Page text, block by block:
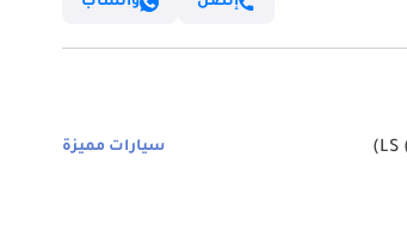
سيارات مميزة